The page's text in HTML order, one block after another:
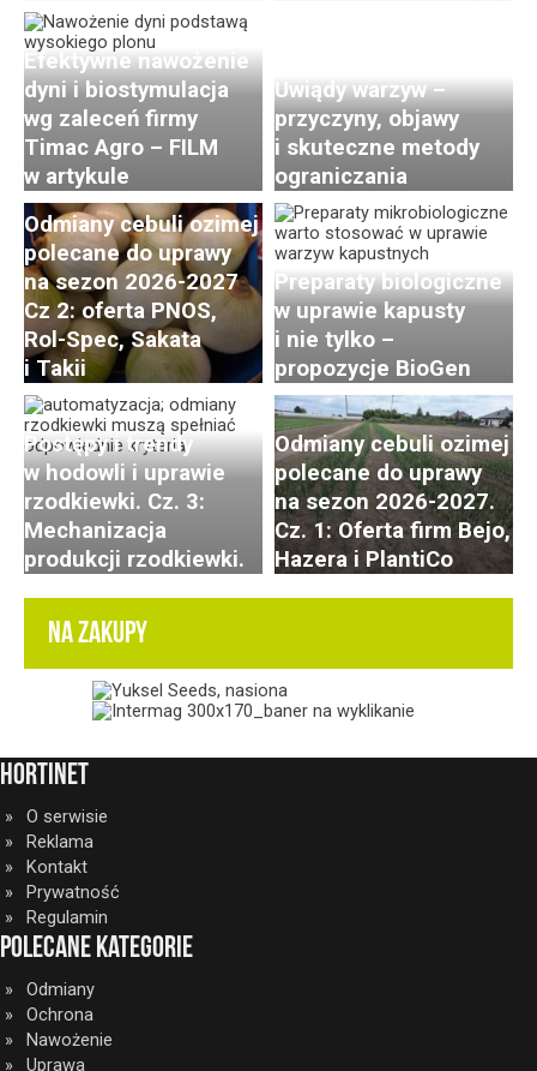
Efektywne nawożenie
dyni i biostymulacja
wg zaleceń firmy
Timac Agro – FILM
w artykule
Uwiądy warzyw –
przyczyny, objawy
i skuteczne metody
ograniczania
Odmiany cebuli ozimej
polecane do uprawy
na sezon 2026-2027
Cz 2: oferta PNOS,
Rol-Spec, Sakata
i Takii
Preparaty biologiczne
w uprawie kapusty
i nie tylko –
propozycje BioGen
Postępy i trendy
w hodowli i uprawie
rzodkiewki. Cz. 3:
Mechanizacja
produkcji rzodkiewki.
Odmiany cebuli ozimej
polecane do uprawy
na sezon 2026-2027.
Cz. 1: Oferta firm Bejo,
Hazera i PlantiCo
NA ZAKUPY
HortiNet
O serwisie
Reklama
Kontakt
Prywatność
Regulamin
Polecane kategorie
Odmiany
Ochrona
Nawożenie
Uprawa